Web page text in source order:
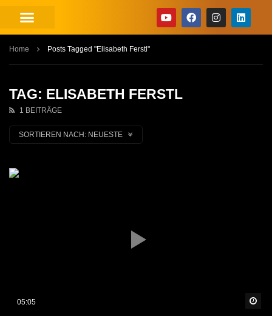
Home Posts Tagged "Elisabeth Ferstl"
TAG: ELISABETH FERSTL
1 BEITRÄGE
SORTIEREN NACH: NEUESTE
05:05